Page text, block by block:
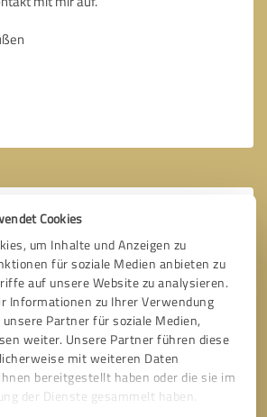
Cookies
um Inhalte und Anzeigen zu
für soziale Medien anbieten zu
auf unsere Website zu analysieren.
Informationen zu Ihrer Verwendung
Partner für soziale Medien,
weiter. Unsere Partner führen diese
mit weiteren Daten
bereitgestellt haben oder die sie im
der Dienste gesammelt haben.
* Erforderliche Angaben
Nachricht senden
zu.